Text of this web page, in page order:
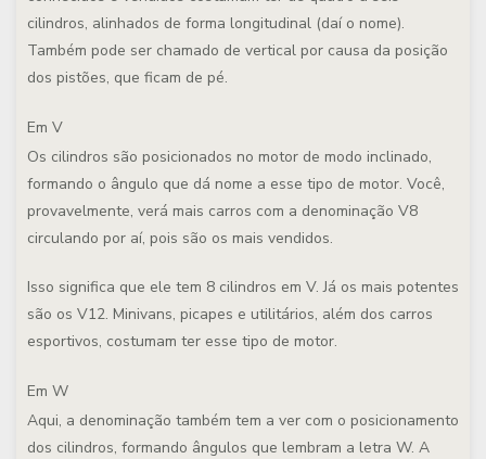
cilindros, alinhados de forma longitudinal (daí o nome).
Também pode ser chamado de vertical por causa da posição
dos pistões, que ficam de pé.
Em V
Os cilindros são posicionados no motor de modo inclinado,
formando o ângulo que dá nome a esse tipo de motor. Você,
provavelmente, verá mais carros com a denominação V8
circulando por aí, pois são os mais vendidos.
Isso significa que ele tem 8 cilindros em V. Já os mais potentes
são os V12. Minivans, picapes e utilitários, além dos carros
esportivos, costumam ter esse tipo de motor.
Em W
Aqui, a denominação também tem a ver com o posicionamento
dos cilindros, formando ângulos que lembram a letra W. A